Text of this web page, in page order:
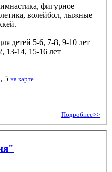
фигурное
волейбол, лыжные
детей 5-6, 7-8, 9-10 лет
13-14, 15-16 лет
5 на карте
Подробнее>>